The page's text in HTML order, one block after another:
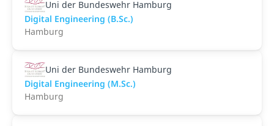
Uni der Bundeswehr Hamburg
Digital Engineering (B.Sc.)
Hamburg
Uni der Bundeswehr Hamburg
Digital Engineering (M.Sc.)
Hamburg